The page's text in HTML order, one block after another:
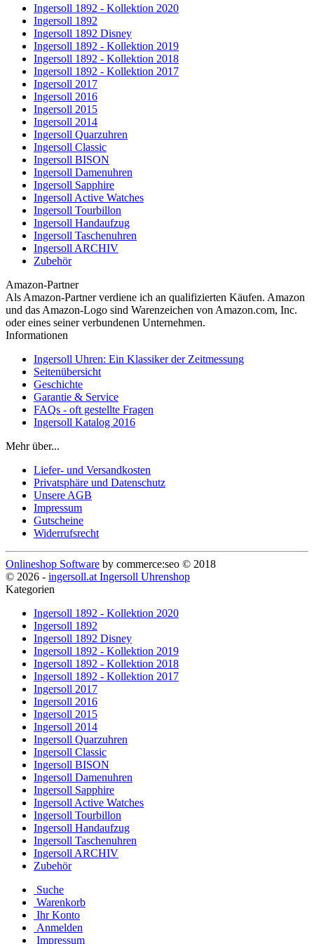
Ingersoll 1892 - Kollektion 2020
Ingersoll 1892
Ingersoll 1892 Disney
Ingersoll 1892 - Kollektion 2019
Ingersoll 1892 - Kollektion 2018
Ingersoll 1892 - Kollektion 2017
Ingersoll 2017
Ingersoll 2016
Ingersoll 2015
Ingersoll 2014
Ingersoll Quarzuhren
Ingersoll Classic
Ingersoll BISON
Ingersoll Damenuhren
Ingersoll Sapphire
Ingersoll Active Watches
Ingersoll Tourbillon
Ingersoll Handaufzug
Ingersoll Taschenuhren
Ingersoll ARCHIV
Zubehör
Amazon-Partner
Als Amazon-Partner verdiene ich an qualifizierten Käufen. Amazon
und das Amazon-Logo sind Warenzeichen von Amazon.com, Inc.
oder eines seiner verbundenen Unternehmen.
Informationen
Ingersoll Uhren: Ein Klassiker der Zeitmessung
Seitenübersicht
Geschichte
Garantie & Service
FAQs - oft gestellte Fragen
Ingersoll Katalog 2016
Mehr über...
Liefer- und Versandkosten
Privatsphäre und Datenschutz
Unsere AGB
Impressum
Gutscheine
Widerrufsrecht
Onlineshop Software by commerce:seo © 2018
© 2026 - ingersoll.at Ingersoll Uhrenshop
Kategorien
Ingersoll 1892 - Kollektion 2020
Ingersoll 1892
Ingersoll 1892 Disney
Ingersoll 1892 - Kollektion 2019
Ingersoll 1892 - Kollektion 2018
Ingersoll 1892 - Kollektion 2017
Ingersoll 2017
Ingersoll 2016
Ingersoll 2015
Ingersoll 2014
Ingersoll Quarzuhren
Ingersoll Classic
Ingersoll BISON
Ingersoll Damenuhren
Ingersoll Sapphire
Ingersoll Active Watches
Ingersoll Tourbillon
Ingersoll Handaufzug
Ingersoll Taschenuhren
Ingersoll ARCHIV
Zubehör
Suche
Warenkorb
Ihr Konto
Anmelden
Impressum